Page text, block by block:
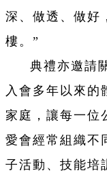
深、做透、做好
樓。”
典禮亦邀請
入會多年以來的
家庭，讓每一位
愛會經常組織不
子活動、技能培